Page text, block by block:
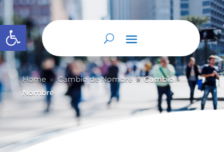
Abrir barra de herramientas
Home 9 Cambio de Nombre 9 Cambio
Nombre